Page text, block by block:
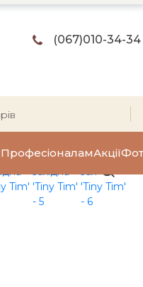
(067)010-34-34
ПрофесіоналамАкції